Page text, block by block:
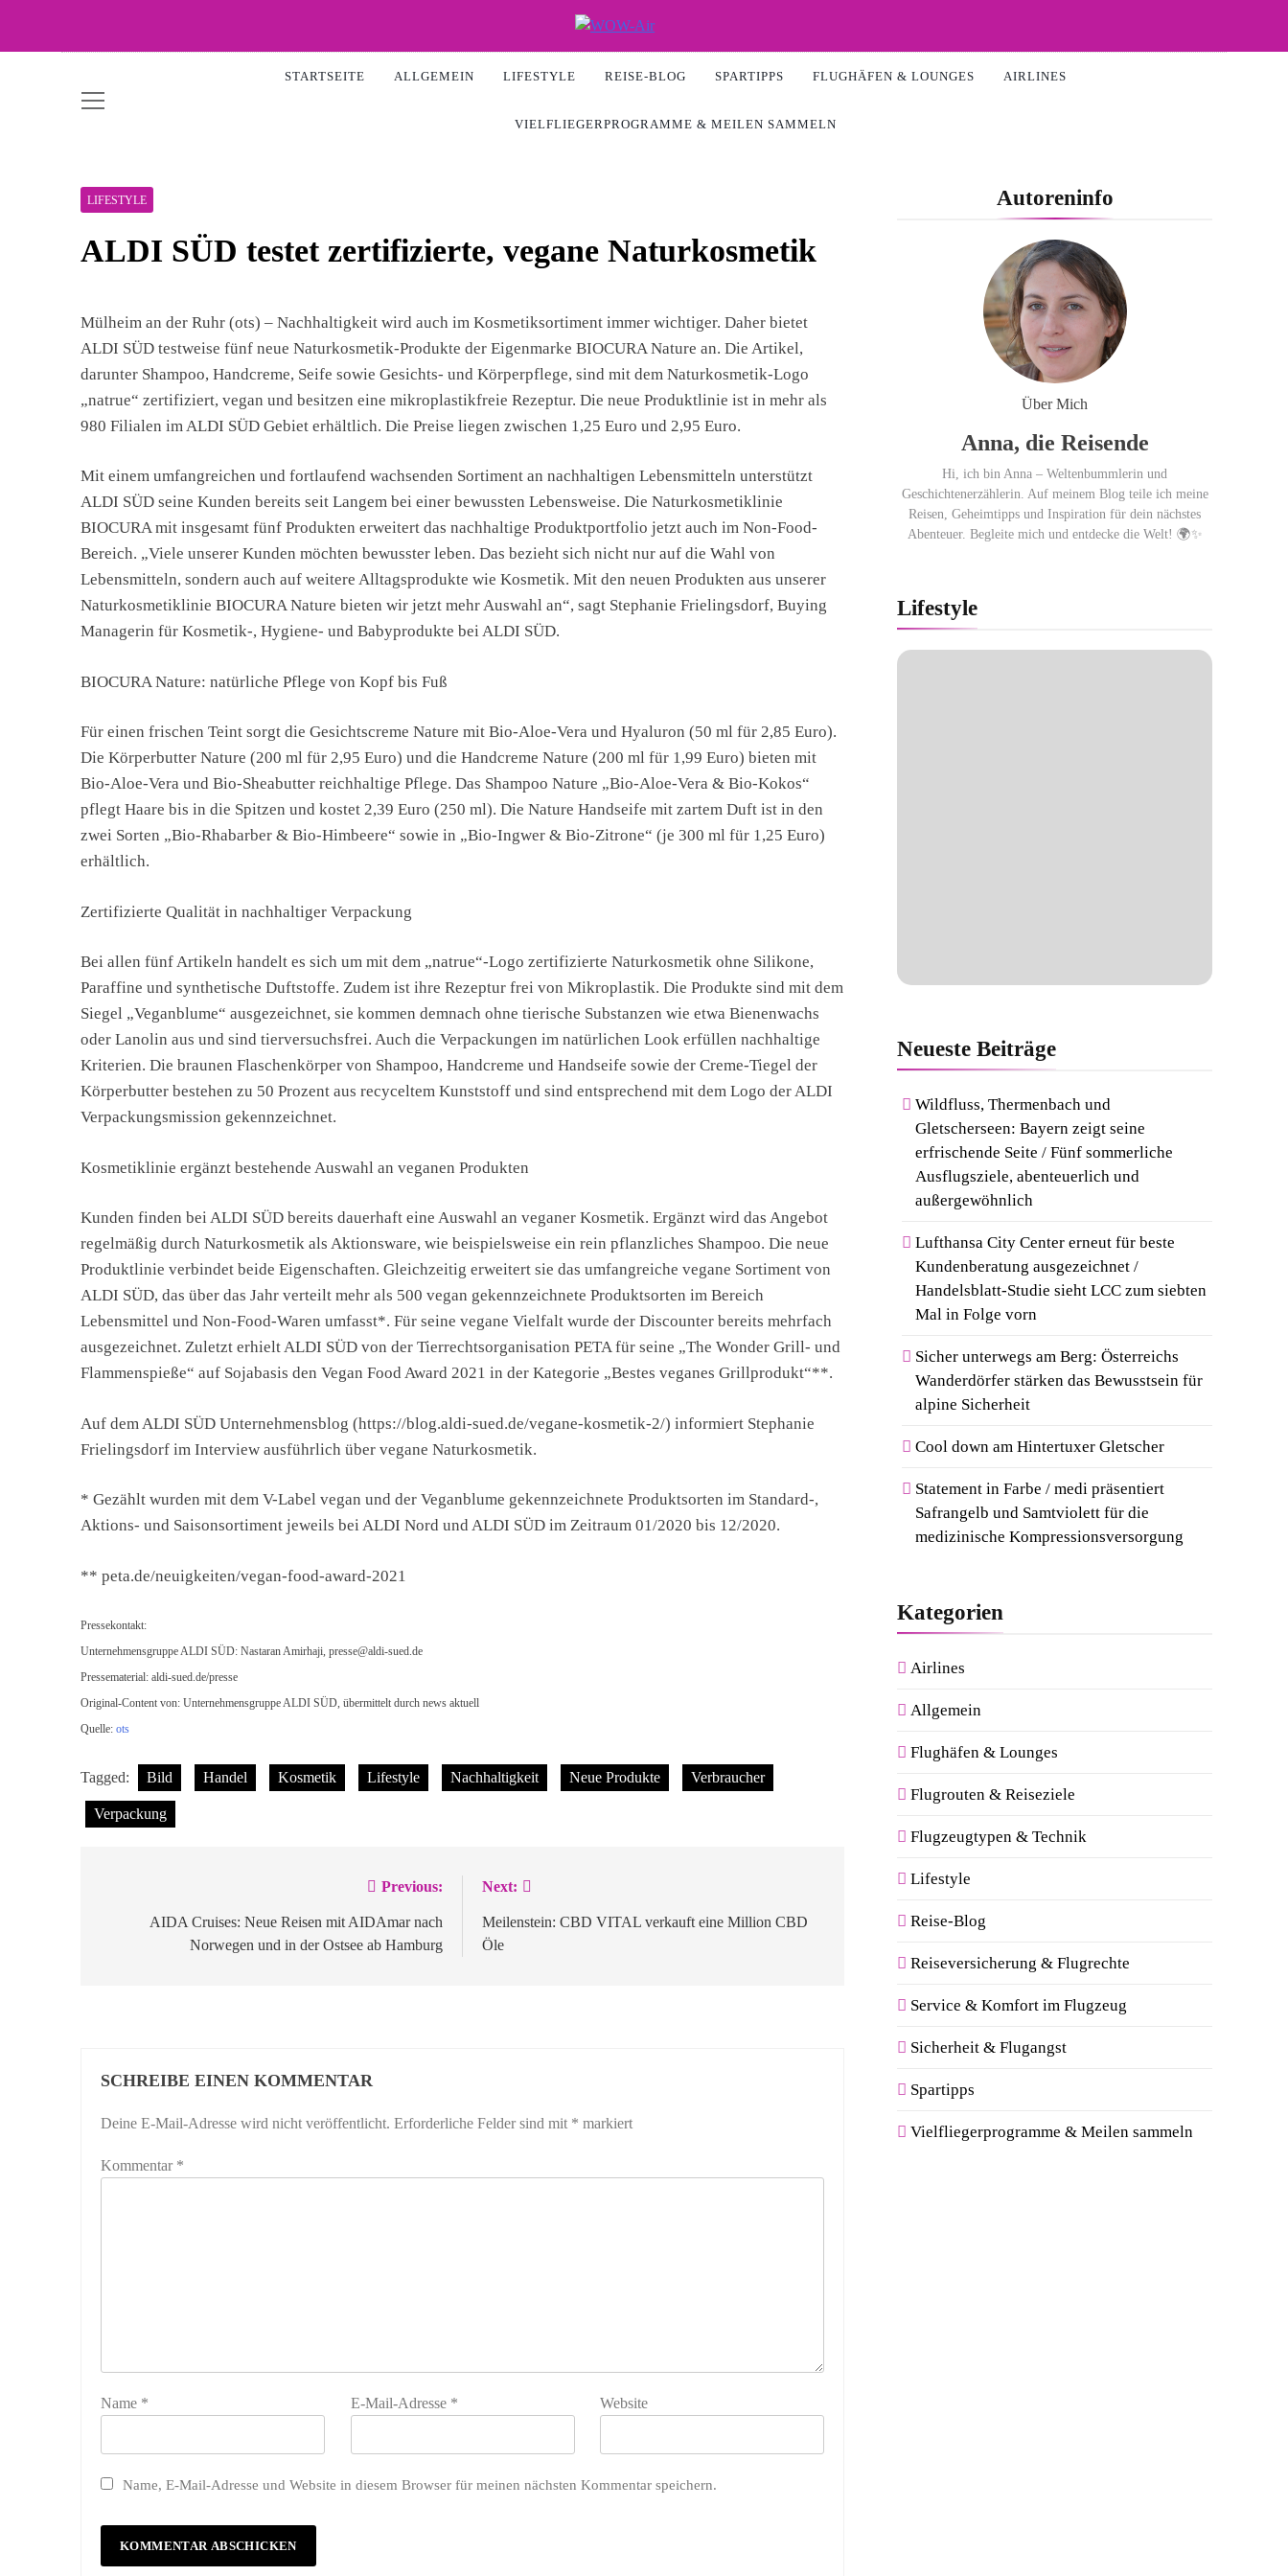
content
WOW-Air
STARTSEITE ALLGEMEIN LIFESTYLE REISE-BLOG SPARTIPPS FLUGHÄFEN & LOUNGES AIRLINES
VIELFLIEGERPROGRAMME & MEILEN SAMMELN
LIFESTYLE
ALDI SÜD testet zertifizierte, vegane Naturkosmetik
Mülheim an der Ruhr (ots) – Nachhaltigkeit wird auch im Kosmetiksortiment immer wichtiger. Daher bietet
ALDI SÜD testweise fünf neue Naturkosmetik-Produkte der Eigenmarke BIOCURA Nature an. Die Artikel,
darunter Shampoo, Handcreme, Seife sowie Gesichts- und Körperpflege, sind mit dem Naturkosmetik-Logo
„natrue“ zertifiziert, vegan und besitzen eine mikroplastikfreie Rezeptur. Die neue Produktlinie ist in mehr als
980 Filialen im ALDI SÜD Gebiet erhältlich. Die Preise liegen zwischen 1,25 Euro und 2,95 Euro.
Mit einem umfangreichen und fortlaufend wachsenden Sortiment an nachhaltigen Lebensmitteln unterstützt
ALDI SÜD seine Kunden bereits seit Langem bei einer bewussten Lebensweise. Die Naturkosmetiklinie
BIOCURA mit insgesamt fünf Produkten erweitert das nachhaltige Produktportfolio jetzt auch im Non-Food-
Bereich. „Viele unserer Kunden möchten bewusster leben. Das bezieht sich nicht nur auf die Wahl von
Lebensmitteln, sondern auch auf weitere Alltagsprodukte wie Kosmetik. Mit den neuen Produkten aus unserer
Naturkosmetiklinie BIOCURA Nature bieten wir jetzt mehr Auswahl an“, sagt Stephanie Frielingsdorf, Buying
Managerin für Kosmetik-, Hygiene- und Babyprodukte bei ALDI SÜD.
BIOCURA Nature: natürliche Pflege von Kopf bis Fuß
Für einen frischen Teint sorgt die Gesichtscreme Nature mit Bio-Aloe-Vera und Hyaluron (50 ml für 2,85 Euro).
Die Körperbutter Nature (200 ml für 2,95 Euro) und die Handcreme Nature (200 ml für 1,99 Euro) bieten mit
Bio-Aloe-Vera und Bio-Sheabutter reichhaltige Pflege. Das Shampoo Nature „Bio-Aloe-Vera & Bio-Kokos“
pflegt Haare bis in die Spitzen und kostet 2,39 Euro (250 ml). Die Nature Handseife mit zartem Duft ist in den
zwei Sorten „Bio-Rhabarber & Bio-Himbeere“ sowie in „Bio-Ingwer & Bio-Zitrone“ (je 300 ml für 1,25 Euro)
erhältlich.
Zertifizierte Qualität in nachhaltiger Verpackung
Bei allen fünf Artikeln handelt es sich um mit dem „natrue“-Logo zertifizierte Naturkosmetik ohne Silikone,
Paraffine und synthetische Duftstoffe. Zudem ist ihre Rezeptur frei von Mikroplastik. Die Produkte sind mit dem
Siegel „Veganblume“ ausgezeichnet, sie kommen demnach ohne tierische Substanzen wie etwa Bienenwachs
oder Lanolin aus und sind tierversuchsfrei. Auch die Verpackungen im natürlichen Look erfüllen nachhaltige
Kriterien. Die braunen Flaschenkörper von Shampoo, Handcreme und Handseife sowie der Creme-Tiegel der
Körperbutter bestehen zu 50 Prozent aus recyceltem Kunststoff und sind entsprechend mit dem Logo der ALDI
Verpackungsmission gekennzeichnet.
Kosmetiklinie ergänzt bestehende Auswahl an veganen Produkten
Kunden finden bei ALDI SÜD bereits dauerhaft eine Auswahl an veganer Kosmetik. Ergänzt wird das Angebot
regelmäßig durch Naturkosmetik als Aktionsware, wie beispielsweise ein rein pflanzliches Shampoo. Die neue
Produktlinie verbindet beide Eigenschaften. Gleichzeitig erweitert sie das umfangreiche vegane Sortiment von
ALDI SÜD, das über das Jahr verteilt mehr als 500 vegan gekennzeichnete Produktsorten im Bereich
Lebensmittel und Non-Food-Waren umfasst*. Für seine vegane Vielfalt wurde der Discounter bereits mehrfach
ausgezeichnet. Zuletzt erhielt ALDI SÜD von der Tierrechtsorganisation PETA für seine „The Wonder Grill- und
Flammenspieße“ auf Sojabasis den Vegan Food Award 2021 in der Kategorie „Bestes veganes Grillprodukt“**.
Auf dem ALDI SÜD Unternehmensblog (https://blog.aldi-sued.de/vegane-kosmetik-2/) informiert Stephanie
Frielingsdorf im Interview ausführlich über vegane Naturkosmetik.
* Gezählt wurden mit dem V-Label vegan und der Veganblume gekennzeichnete Produktsorten im Standard-,
Aktions- und Saisonsortiment jeweils bei ALDI Nord und ALDI SÜD im Zeitraum 01/2020 bis 12/2020.
** peta.de/neuigkeiten/vegan-food-award-2021
Pressekontakt:
Unternehmensgruppe ALDI SÜD: Nastaran Amirhaji, presse@aldi-sued.de
Pressematerial: aldi-sued.de/presse
Original-Content von: Unternehmensgruppe ALDI SÜD, übermittelt durch news aktuell
Quelle: ots
Tagged: Bild Handel Kosmetik Lifestyle Nachhaltigkeit Neue Produkte Verbraucher
Verpackung
Previous:
AIDA Cruises: Neue Reisen mit AIDAmar nach
Norwegen und in der Ostsee ab Hamburg
Next:
Meilenstein: CBD VITAL verkauft eine Million CBD
Öle
SCHREIBE EINEN KOMMENTAR
Deine E-Mail-Adresse wird nicht veröffentlicht. Erforderliche Felder sind mit * markiert
Kommentar *
Name * E-Mail-Adresse * Website
Name, E-Mail-Adresse und Website in diesem Browser für meinen nächsten Kommentar speichern.
Autoreninfo
Über Mich
Anna, die Reisende
Hi, ich bin Anna – Weltenbummlerin und
Geschichtenerzählerin. Auf meinem Blog teile ich meine
Reisen, Geheimtipps und Inspiration für dein nächstes
Abenteuer. Begleite mich und entdecke die Welt! 🌍✨
Lifestyle
NeuesteBeiträge
Wildfluss, Thermenbach und
Gletscherseen: Bayern zeigt seine
erfrischende Seite / Fünf sommerliche
Ausflugsziele, abenteuerlich und
außergewöhnlich
Lufthansa City Center erneut für beste
Kundenberatung ausgezeichnet /
Handelsblatt-Studie sieht LCC zum siebten
Mal in Folge vorn
Sicher unterwegs am Berg: Österreichs
Wanderdörfer stärken das Bewusstsein für
alpine Sicherheit
Cool down am Hintertuxer Gletscher
Statement in Farbe / medi präsentiert
Safrangelb und Samtviolett für die
medizinische Kompressionsversorgung
Kategorien
Airlines
Allgemein
Flughäfen & Lounges
Flugrouten & Reiseziele
Flugzeugtypen & Technik
Lifestyle
Reise-Blog
Reiseversicherung & Flugrechte
Service & Komfort im Flugzeug
Sicherheit & Flugangst
Spartipps
Vielfliegerprogramme & Meilen sammeln